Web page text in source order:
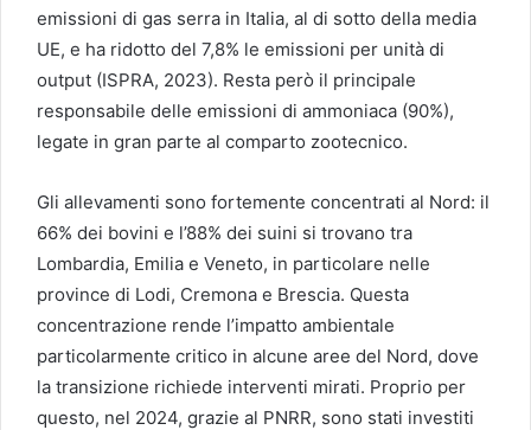
emissioni di gas serra in Italia, al di sotto della media
UE, e ha ridotto del 7,8% le emissioni per unità di
output (ISPRA, 2023). Resta però il principale
responsabile delle emissioni di ammoniaca (90%),
legate in gran parte al comparto zootecnico.
Gli allevamenti sono fortemente concentrati al Nord: il
66% dei bovini e l’88% dei suini si trovano tra
Lombardia, Emilia e Veneto, in particolare nelle
province di Lodi, Cremona e Brescia. Questa
concentrazione rende l’impatto ambientale
particolarmente critico in alcune aree del Nord, dove
la transizione richiede interventi mirati. Proprio per
questo, nel 2024, grazie al PNRR, sono stati investiti